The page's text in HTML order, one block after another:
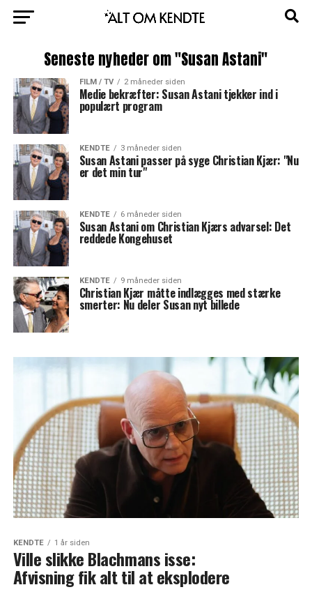
Seneste nyheder om "Susan Astani"
FILM / TV 2 måneder siden
Medie bekræfter: Susan Astani tjekker ind i
populært program
KENDTE 3 måneder siden
Susan Astani passer på syge Christian Kjær: "Nu
er det min tur"
KENDTE 6 måneder siden
Susan Astani om Christian Kjærs advarsel: Det
reddede Kongehuset
KENDTE 9 måneder siden
Christian Kjær måtte indlægges med stærke
smerter: Nu deler Susan nyt billede
KENDTE 1 år siden
Ville slikke Blachmans isse:
Afvisning fik alt til at eksplodere